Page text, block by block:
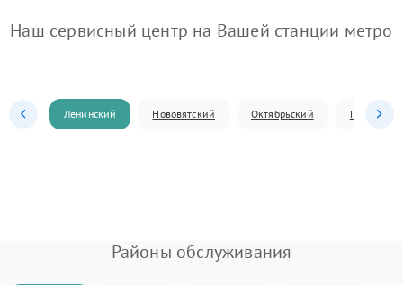
Наш сервисный центр на Вашей станции метро
Ленинский Нововятский Октябрьский
Районы обслуживания